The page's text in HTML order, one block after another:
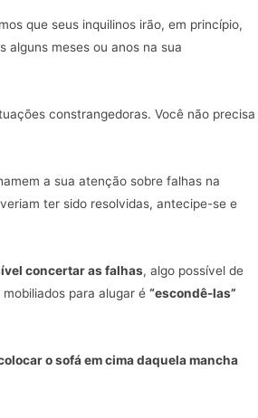
que seus inquilinos irão, em princípio,
alguns meses ou anos na sua
constrangedoras. Você não precisa
a sua atenção sobre falhas na
ter sido resolvidas, antecipe-se e
concertar as falhas, algo possível de
para alugar é “escondê-las”
o sofá em cima daquela mancha